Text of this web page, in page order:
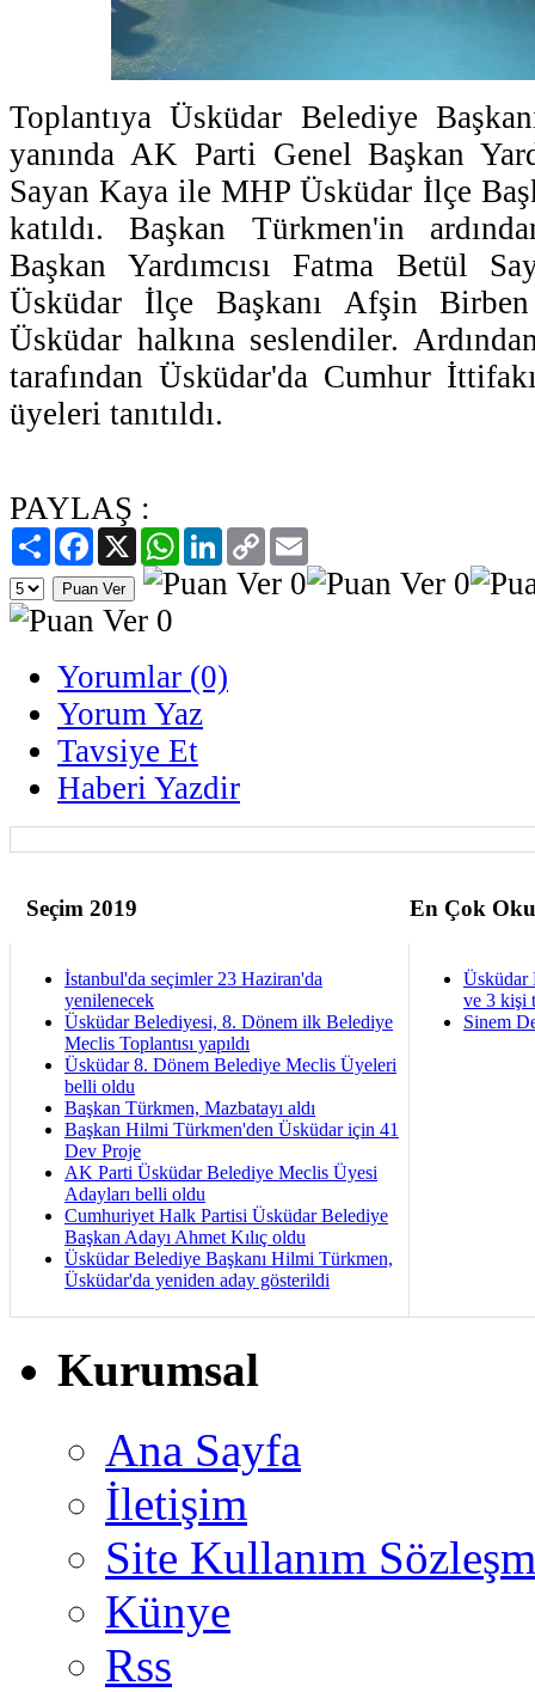
Toplantıya Üsküdar Belediye
yanında AK Parti Genel Başkan
Sayan Kaya ile MHP Üsküdar İlçe
katıldı. Başkan Türkmen'in
Başkan Yardımcısı Fatma Betül
Üsküdar İlçe Başkanı Afşin
Üsküdar halkına seslendiler.
tarafından Üsküdar'da Cumhur
üyeleri tanıtıldı.
PAYLAŞ :
PaylaşFacebook
X WhatsAppLinkedIn
Copy
Link
Yorumlar (0)
Yorum Yaz
Tavsiye Et
Haberi Yazdir
Seçim 2019 En Çok
İstanbul'da seçimler 23 Haziran'da
yenilenecek
Üsküdar Belediyesi, 8. Dönem ilk Belediye
Meclis Toplantısı yapıldı
Üsküdar 8. Dönem Belediye Meclis Üyeleri
belli oldu
Başkan Türkmen, Mazbatayı aldı
Başkan Hilmi Türkmen'den Üsküdar için 41
Dev Proje
AK Parti Üsküdar Belediye Meclis Üyesi
Adayları belli oldu
Cumhuriyet Halk Partisi Üsküdar Belediye
Başkan Adayı Ahmet Kılıç oldu
Üsküdar Belediye Başkanı Hilmi Türkmen,
Üsküdar'da yeniden aday gösterildi
Üsküdar
ve 3 kişi
Sinem
Kurumsal
Ana Sayfa
İletişim
Site Kullanım
Künye
Rss